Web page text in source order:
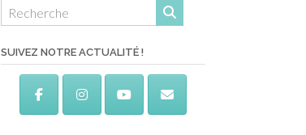
SUIVEZ NOTRE ACTUALITÉ !